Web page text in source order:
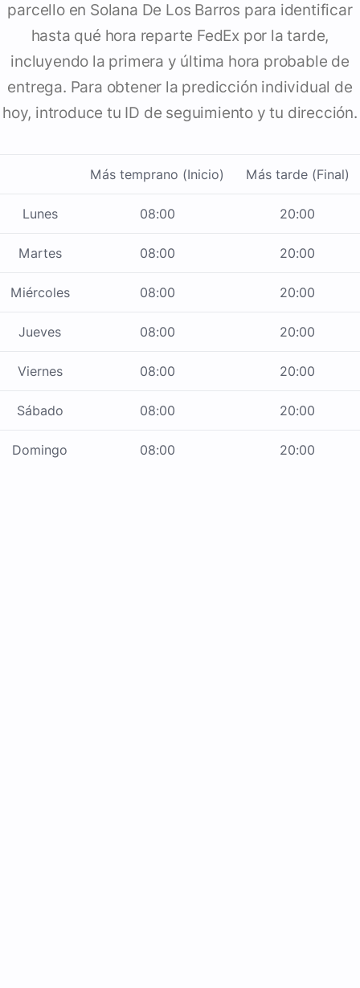
parcello en Solana De Los Barros para identificar
hasta qué hora reparte FedEx por la tarde,
incluyendo la primera y última hora probable de
entrega. Para obtener la predicción individual de
hoy, introduce tu ID de seguimiento y tu dirección.
Más temprano (Inicio) Más tarde (Final)
Lunes 08:00 20:00
Martes 08:00 20:00
Miércoles 08:00 20:00
Jueves 08:00 20:00
Viernes 08:00 20:00
Sábado 08:00 20:00
Domingo 08:00 20:00